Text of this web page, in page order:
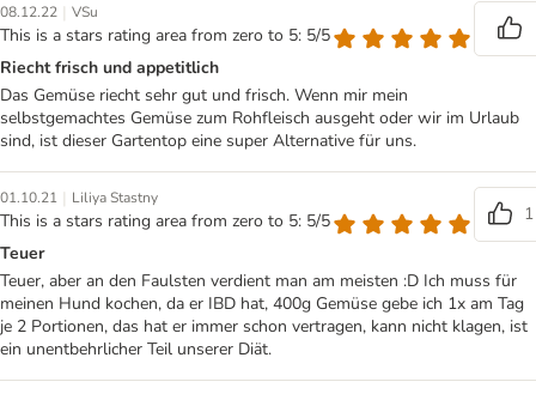
08.12.22 | VSu
This is a stars rating area from zero to 5: 5/5
Riecht frisch und appetitlich
Das Gemüse riecht sehr gut und frisch. Wenn mir mein
selbstgemachtes Gemüse zum Rohfleisch ausgeht oder wir im Urlaub
sind, ist dieser Gartentop eine super Alternative für uns.
01.10.21 | Liliya Stastny
This is a stars rating area from zero to 5: 5/5
1
Teuer
Teuer, aber an den Faulsten verdient man am meisten :D Ich muss für
meinen Hund kochen, da er IBD hat, 400g Gemüse gebe ich 1x am Tag
je 2 Portionen, das hat er immer schon vertragen, kann nicht klagen, ist
ein unentbehrlicher Teil unserer Diät.